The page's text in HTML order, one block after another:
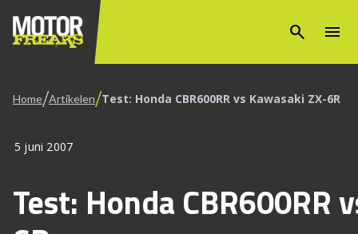
search menu
Home/Artikelen/Test: Honda CBR600RR vs Kawasaki ZX-6R
5 juni 2007
Test: Honda CBR600RR